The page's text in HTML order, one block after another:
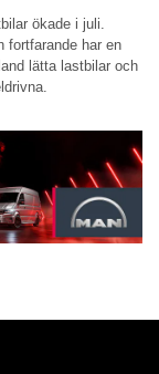
ökade i juli.
fortfarande har en
lätta lastbilar och